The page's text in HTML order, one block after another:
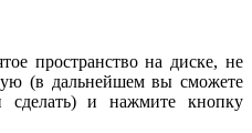
пространство на диске, не
(в дальнейшем вы сможете
сделать) и нажмите кнопку